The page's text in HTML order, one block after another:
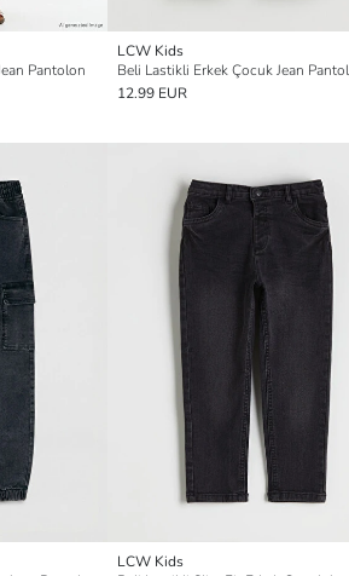
Pantolon
LCW Kids
Beli Lastikli Erkek Çocuk Jean
12.99 EUR
LCW Kids